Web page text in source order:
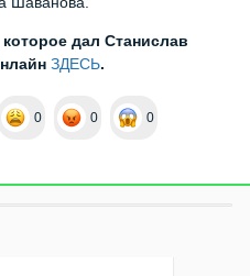
дал Станислав
ЗДЕСЬ.
0 0 0